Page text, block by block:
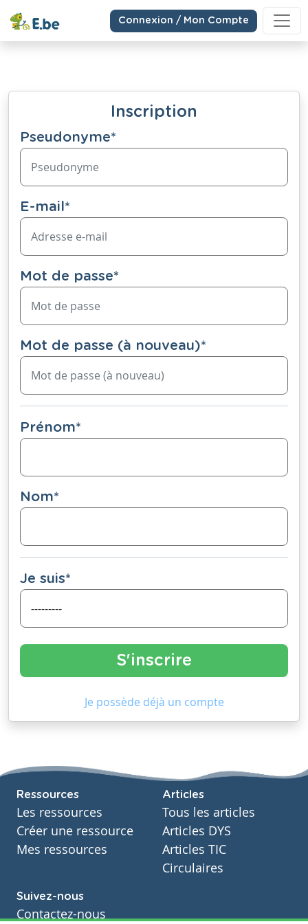
Connexion / Mon Compte
Inscription
Pseudonyme*
E-mail*
Mot de passe*
Mot de passe (à nouveau)*
Prénom*
Nom*
Je suis*
Je possède déjà un compte
Ressources
Les ressources
Créer une ressource
Mes ressources
Articles
Tous les articles
Articles DYS
Articles TIC
Circulaires
Suivez-nous
Contactez-nous